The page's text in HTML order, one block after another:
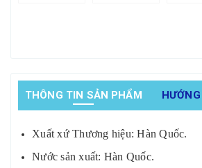
THÔNG TIN SẢN PHẨM
Xuất xứ Thương hiệu: Hàn Quốc.
Nước sản xuất: Hàn Quốc.